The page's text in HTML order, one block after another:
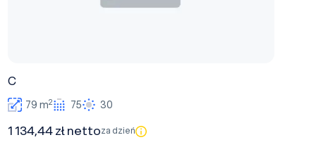
C
79 m2 75 30
1 134,44 zł nettoza dzień